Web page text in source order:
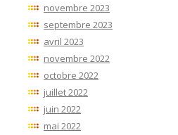
novembre 2023
septembre 2023
avril 2023
novembre 2022
octobre 2022
juillet 2022
juin 2022
mai 2022